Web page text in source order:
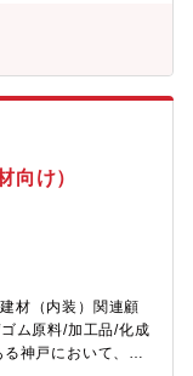
向け）
材（内装）関連顧
ム原料/加工品/化成
神戸において、長